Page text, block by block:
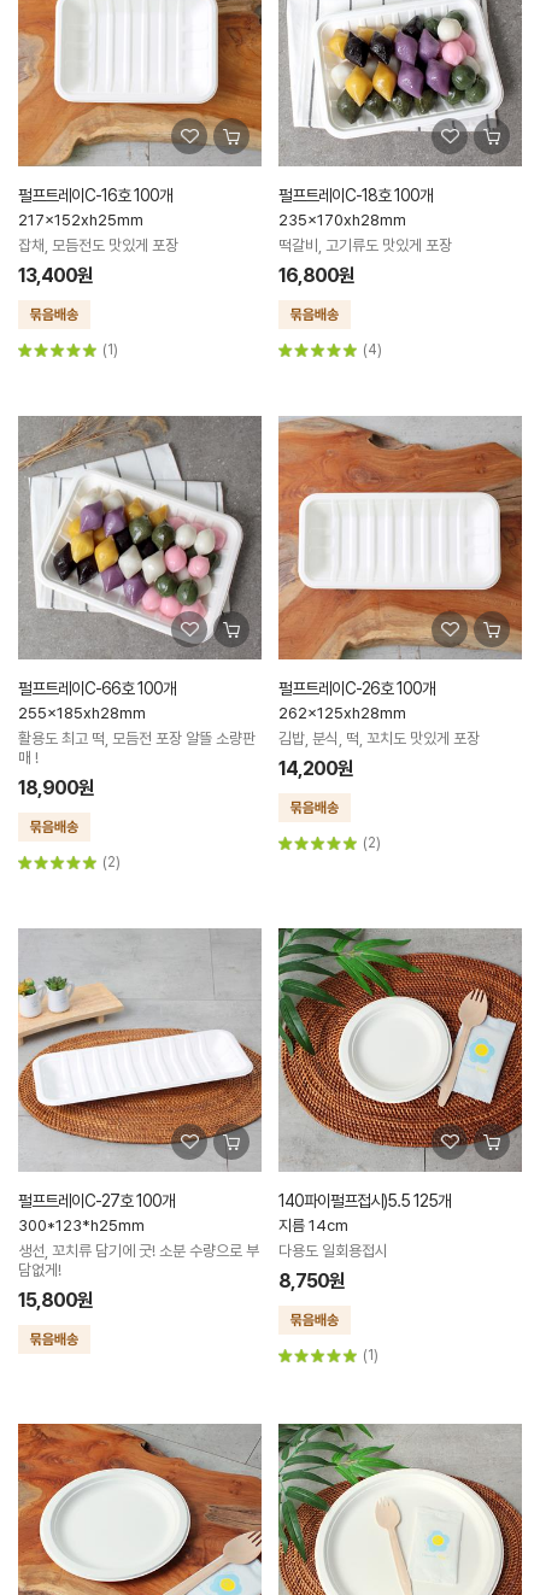
펄프트레이C-16호 100개
217x152xh25mm
잡채, 모듬전도 맛있게 포장
13,400원
(1)
펄프트레이C-18호 100개
235x170xh28mm
떡갈비, 고기류도 맛있게 포장
16,800원
(4)
펄프트레이C-66호 100개
255x185xh28mm
활용도 최고 떡, 모듬전 포장 알뜰 소량판
매 !
18,900원
(2)
펄프트레이C-26호 100개
262x125xh28mm
김밥, 분식, 떡, 꼬치도 맛있게 포장
14,200원
(2)
펄프트레이C-27호 100개
300*123*h25mm
생선, 꼬치류 담기에 굿! 소분 수량으로 부
담없게!
15,800원
140파이펄프접시)5.5 125개
지름 14cm
다용도 일회용접시
8,750원
(1)